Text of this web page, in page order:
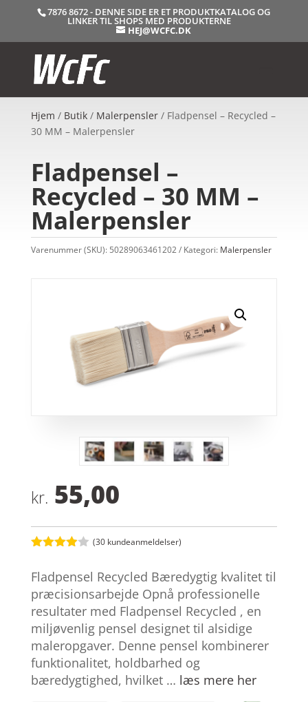
7876 8672 - DENNE SIDE ER ET PRODUKTKATALOG OG
LINKER TIL SHOPS MED PRODUKTERNE
HEJ@WCFC.DK
Hjem / Butik/ Malerpensler/ Fladpensel – Recycled –
30 MM – Malerpensler
Fladpensel –
Recycled – 30 MM –
Malerpensler
Varenummer (SKU): 50289063461202 Kategori: Malerpensler
kr. 55,00
ud af 5
baseret
på
kundebed
ømmelse
r
(30 kundeanmeldelser)
Fladpensel Recycled Bæredygtig kvalitet til
præcisionsarbejde Opnå professionelle
resultater med Fladpensel Recycled , en
miljøvenlig pensel designet til alsidige
maleropgaver. Denne pensel kombinerer
funktionalitet, holdbarhed og
bæredygtighed, hvilket … læs mere her